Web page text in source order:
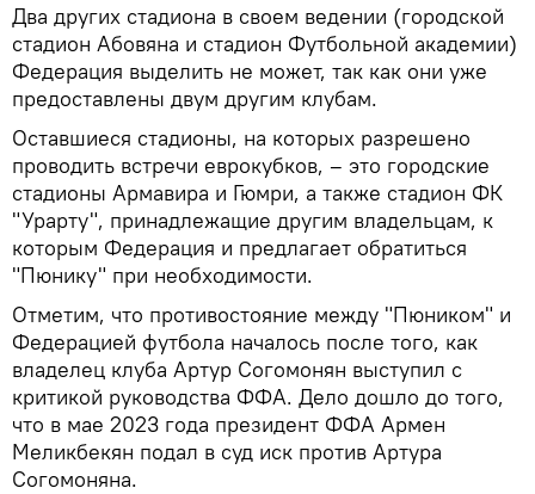
Два других стадиона в своем ведении (городской
стадион Абовяна и стадион Футбольной академии)
Федерация выделить не может, так как они уже
предоставлены двум другим клубам.
Оставшиеся стадионы, на которых разрешено
проводить встречи еврокубков, – это городские
стадионы Армавира и Гюмри, а также стадион ФК
"Урарту", принадлежащие другим владельцам, к
которым Федерация и предлагает обратиться
"Пюнику" при необходимости.
Отметим, что противостояние между "Пюником" и
Федерацией футбола началось после того, как
владелец клуба Артур Согомонян выступил с
критикой руководства ФФА. Дело дошло до того,
что в мае 2023 года президент ФФА Армен
Меликбекян подал в суд иск против Артура
Согомоняна.